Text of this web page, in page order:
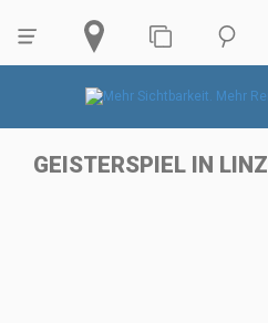
GEISTERSPIEL IN LINZ